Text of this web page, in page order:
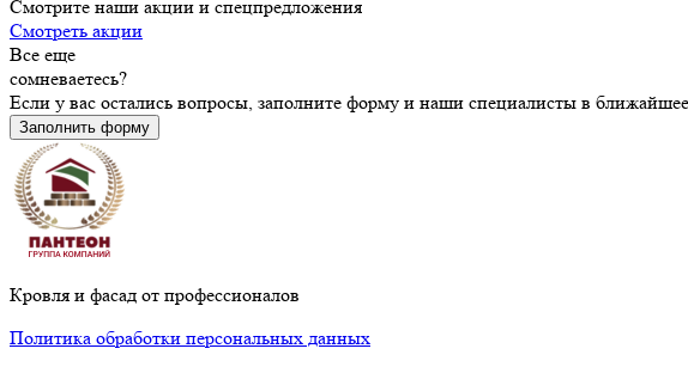
Смотрите наши акции и спецпредложения
Смотреть акции
Все еще
сомневаетесь?
Если у вас остались вопросы, заполните форму и наши специалисты в
Заполнить форму
Кровля и фасад от профессионалов
Политика обработки персональных данных